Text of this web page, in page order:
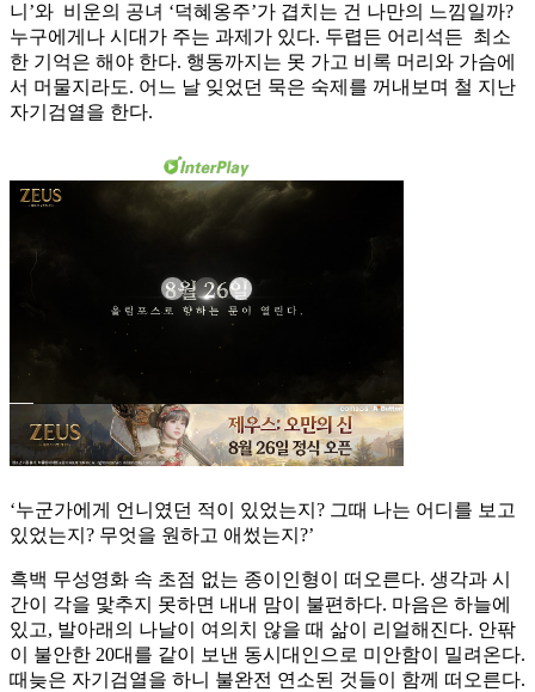
니’와 비운의 공녀 ‘덕혜옹주’가 겹치는 건 나만의 느낌일까?
누구에게나 시대가 주는 과제가 있다. 두렵든 어리석든 최소
한 기억은 해야 한다. 행동까지는 못 가고 비록 머리와 가슴에
서 머물지라도. 어느 날 잊었던 묵은 숙제를 꺼내보며 철 지난
자기검열을 한다.
‘누군가에게 언니였던 적이 있었는지? 그때 나는 어디를 보고
있었는지? 무엇을 원하고 애썼는지?’
흑백 무성영화 속 초점 없는 종이인형이 떠오른다. 생각과 시
간이 각을 맟추지 못하면 내내 맘이 불편하다. 마음은 하늘에
있고, 발아래의 나날이 여의치 않을 때 삶이 리얼해진다. 안팎
이 불안한 20대를 같이 보낸 동시대인으로 미안함이 밀려온다.
때늦은 자기검열을 하니 불완전 연소된 것들이 함께 떠오른다.